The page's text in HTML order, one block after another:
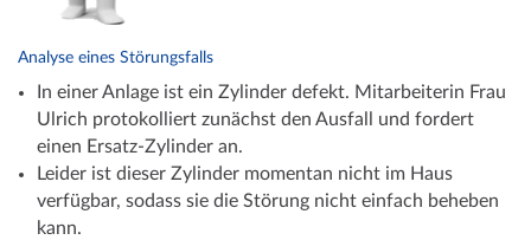
Analyse eines Störungsfalls
In einer Anlage ist ein Zylinder defekt. Mitarbeiterin Frau
Ulrich protokolliert zunächst den Ausfall und fordert
einen Ersatz-Zylinder an.
Leider ist dieser Zylinder momentan nicht im Haus
verfügbar, sodass sie die Störung nicht einfach beheben
kann.